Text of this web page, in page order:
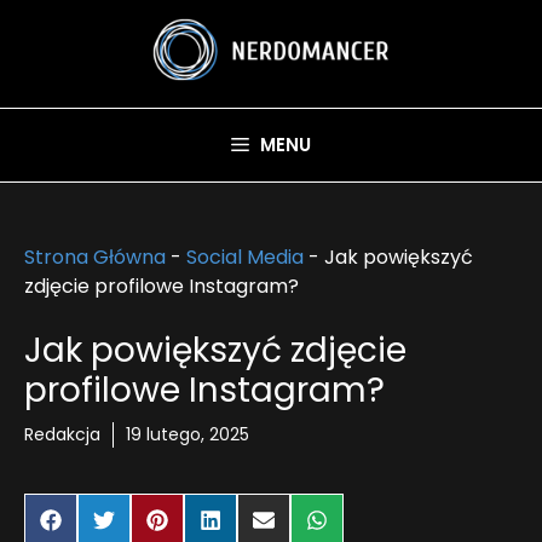
MENU
Strona Główna - Social Media - Jak powiększyć
zdjęcie profilowe Instagram?
Jak powiększyć zdjęcie
profilowe Instagram?
Redakcja 19 lutego, 2025
ShareShareShareShareShareShare